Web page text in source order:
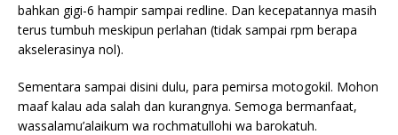
bahkan gigi-6 hampir sampai redline. Dan kecepatannya masih
terus tumbuh meskipun perlahan (tidak sampai rpm berapa
akselerasinya nol).
Sementara sampai disini dulu, para pemirsa motogokil. Mohon
maaf kalau ada salah dan kurangnya. Semoga bermanfaat,
wassalamu’alaikum wa rochmatullohi wa barokatuh.